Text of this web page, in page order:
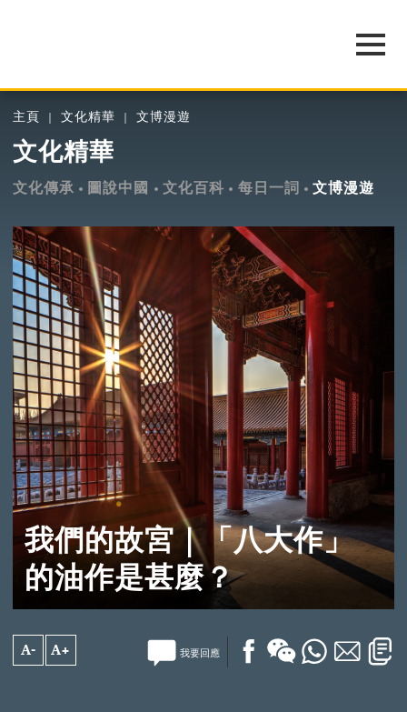
主頁 文化精華 文博漫遊
文化精華
文化傳承 圖說中國 文化百科 每日一詞 文博漫遊
我們的故宮｜「八大作」
的油作是甚麼？
A- A+ 我要回應